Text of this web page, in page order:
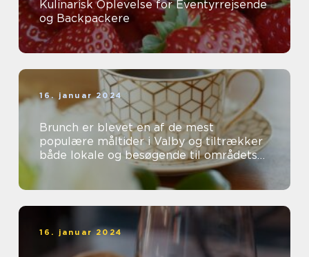
Kulinarisk Oplevelse for Eventyrrejsende
og Backpackere
16. januar 2024
Brunch er blevet en af de mest
populære måltider i Valby og tiltrækker
både lokale og besøgende til områdets
mange charmerende caféer og
16. januar 2024